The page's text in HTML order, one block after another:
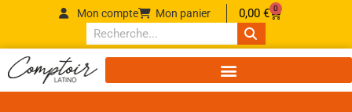
Mon compte Mon panier 0,00 € 0